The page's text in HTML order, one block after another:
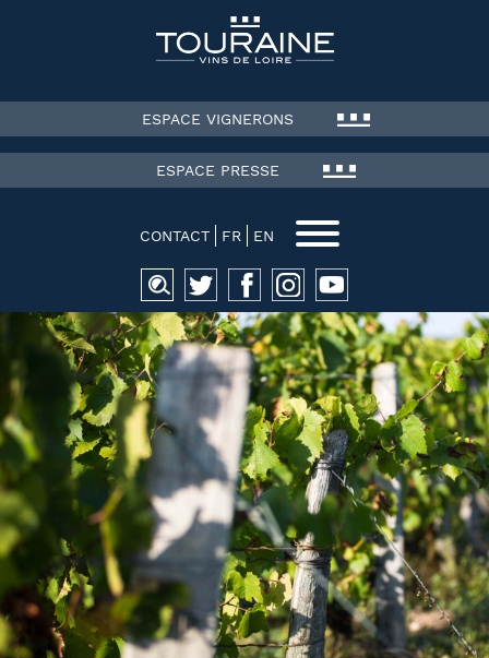
ESPACE VIGNERONS
ESPACE PRESSE
CONTACT FR EN
Recherche
pour :